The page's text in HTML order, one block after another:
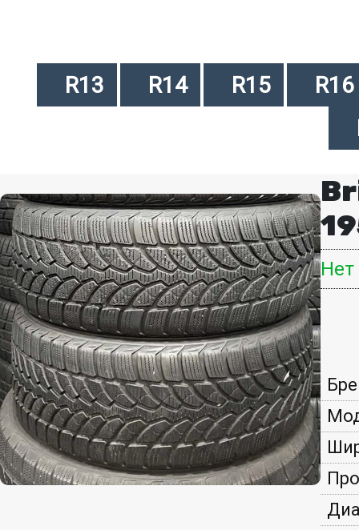
R13 R14 R15
R16